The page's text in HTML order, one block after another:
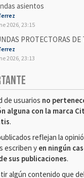
asientos
2026, 23:15
PROTECTORAS DE
2026, 23:13
de usuarios no
alguna con la marca
.
reflejan la
escriben y en ningún
sus publicaciones.
algún contenido que